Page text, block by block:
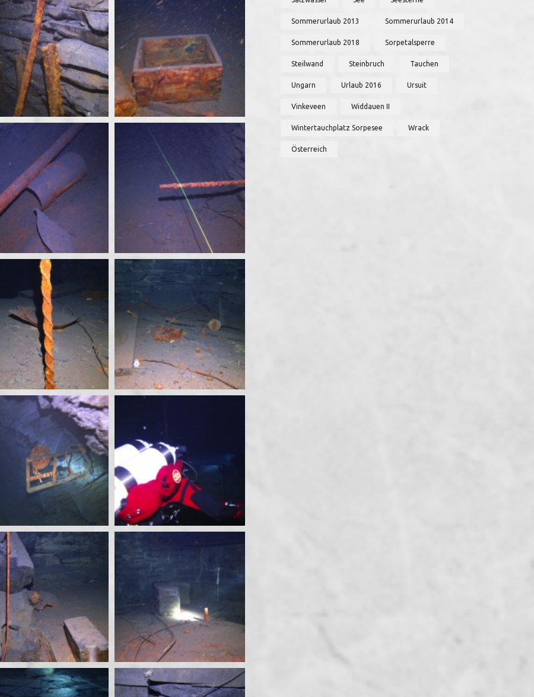
Sommerurlaub 2013 Sommerurlaub 2014
Sommerurlaub 2018 Sorpetalsperre
Steilwand Steinbruch Tauchen
Ungarn Urlaub 2016 Ursuit
Vinkeveen Widdauen II
Wintertauchplatz Sorpesee Wrack
Österreich